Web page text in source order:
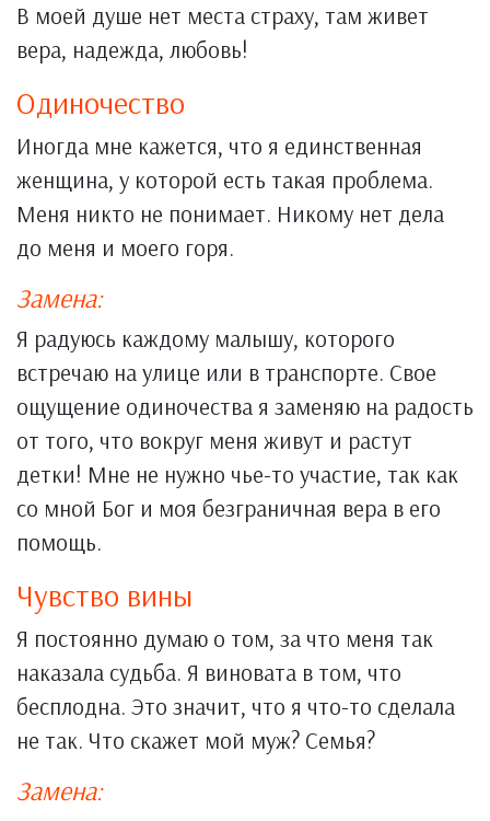
В моей душе нет места страху, там живет
вера, надежда, любовь!
Одиночество
Иногда мне кажется, что я единственная
женщина, у которой есть такая проблема.
Меня никто не понимает. Никому нет дела
до меня и моего горя.
Замена:
Я радуюсь каждому малышу, которого
встречаю на улице или в транспорте. Свое
ощущение одиночества я заменяю на радость
от того, что вокруг меня живут и растут
детки! Мне не нужно чье-то участие, так как
со мной Бог и моя безграничная вера в его
помощь.
Чувство вины
Я постоянно думаю о том, за что меня так
наказала судьба. Я виновата в том, что
бесплодна. Это значит, что я что-то сделала
не так. Что скажет мой муж? Семья?
Замена: